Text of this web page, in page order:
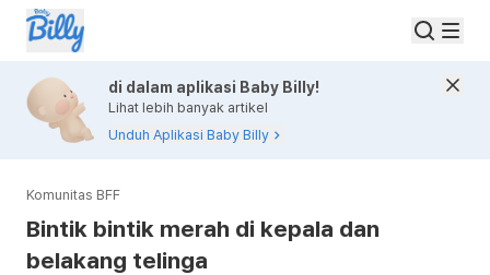
di dalam aplikasi Baby Billy!
Lihat lebih banyak artikel
Unduh Aplikasi Baby Billy
Komunitas BFF
Bintik bintik merah di kepala dan
belakang telinga